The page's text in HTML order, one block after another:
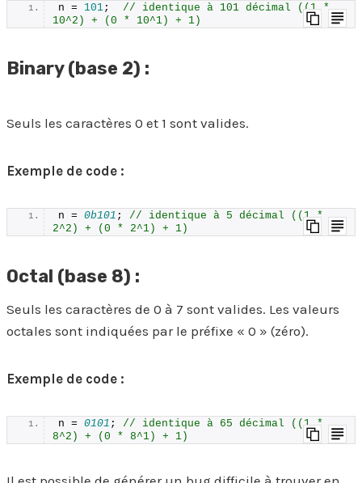
n = 101; // identique à 101 décimal ((1 *
10^2) + (0 * 10^1) + 1)
Binary (base 2) :
Seuls les caractères 0 et 1 sont valides.
Exemple de code :
n = 0b101 ; // identique à 5 décimal ((1 *
2^2) + (0 * 2^1) + 1)
Octal (base 8) :
Seuls les caractères de 0 à 7 sont valides. Les valeurs
octales sont indiquées par le préfixe « 0 » (zéro).
Exemple de code :
n = 0101 ; // identique à 65 décimal ((1 *
8^2) + (0 * 8^1) + 1)